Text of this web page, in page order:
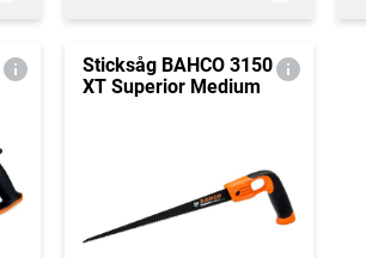
Sticksåg BAHCO 3150
XT Superior Medium